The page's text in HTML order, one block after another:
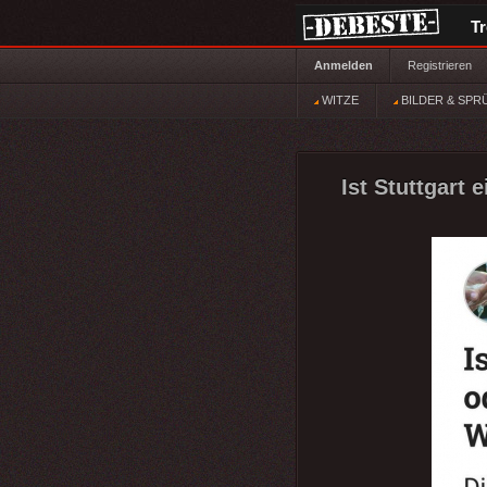
Anmelden Registrieren
WITZE BILDER &
Ist Stuttgart